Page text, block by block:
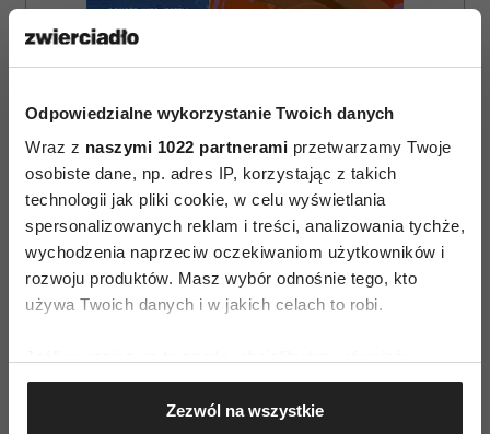
Odpowiedzialne wykorzystanie Twoich danych
Wraz z naszymi 1022 partnerami przetwarzamy Twoje
osobiste dane, np. adres IP, korzystając z takich
technologii jak pliki cookie, w celu wyświetlania
spersonalizowanych reklam i treści, analizowania tychże,
wychodzenia naprzeciw oczekiwaniom użytkowników i
rozwoju produktów. Masz wybór odnośnie tego, kto
używa Twoich danych i w jakich celach to robi.
Gromadzić dane dotyczące Twojej lokalizacji
geograficznej z dokładnością nawet do kilku metrów
Zezwól na wszystkie
ZAMÓW
WYDANIE DRUKOWANE
E-WYDANIE